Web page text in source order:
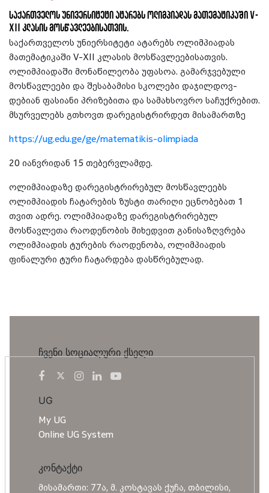
საქართველოს უნივერსიტეტი ატარებს ოლიმპიადას მათემატიკაში V-
XII კლასის მოსწავლეებისათვის.
საქართველოს უნიერსიტეტი ატარებს ოლიმპიადას
მათემატიკაში V-XII კლასის მოსწავლეებისათვის.
ოლიმპიადაში მონაწილეობა უფასოა. გამარჯვებული
მოსწავლეები და შესაბამისი სკოლები დაჯილ­დოვ­
დებიან ფასიანი პრიზებითა და სამახსოვრო საჩუქრებით.
მსურველებს გთხოვთ დარეგისტრირდეთ მისამართზე
https://ug.edu.ge/ge/matematikis-olimpiada
20 იანვრიდან 15 თებერვლამდე.
ოლიმპიადაზე დარეგისტრირებულ მოსწავლეებს
ოლიმპიადის ჩატარების ზუსტი თარიღი ეცნობებათ 1
თვით ადრე. ოლიმპიადაზე დარეგისტრირებულ
მოსწავლეთა რაოდენობის მიხედვით განისაზღვრება
ოლიმპიადის ტურების რაოდენობა, ოლიმპიადის
ფინალური ტური ჩატარდება დასწრებულად.
ჩვენი სოციალური ქსელი
UG
My UG
Online UG System
კონტაქტი
მისამართი: 77ა, მ. კოსტავას ქუჩა, თბილისი,